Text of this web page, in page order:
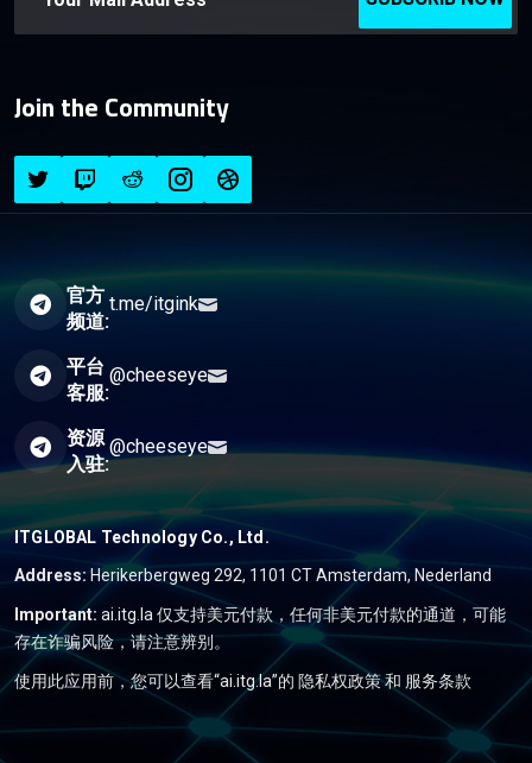
Join the Community
官方
频道:
t.me/itgink
平台
客服:
@cheeseye
资源
入驻:
@cheeseye
ITGLOBAL Technology Co., Ltd.
Address: Herikerbergweg 292, 1101 CT Amsterdam, Nederland
Important: ai.itg.la 仅支持美元付款，任何非美元付款的通道，可能
存在诈骗风险，请注意辨别。
使用此应用前，您可以查看“ai.itg.la”的 隐私权政策和 服务条款